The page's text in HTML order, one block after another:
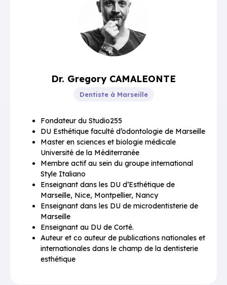
Dr. Gregory CAMALEONTE
Dentiste à Marseille
Fondateur du Studio255
DU Esthétique faculté d’odontologie de Marseille
Master en sciences et biologie médicale
Université de la Méditerranée
Membre actif au sein du groupe international
Style Italiano
Enseignant dans les DU d’Esthétique de
Marseille, Nice, Montpellier, Nancy
Enseignant dans les DU de microdentisterie de
Marseille
Enseignant au DU de Corté.
Auteur et co auteur de publications nationales et
internationales dans le champ de la dentisterie
esthétique